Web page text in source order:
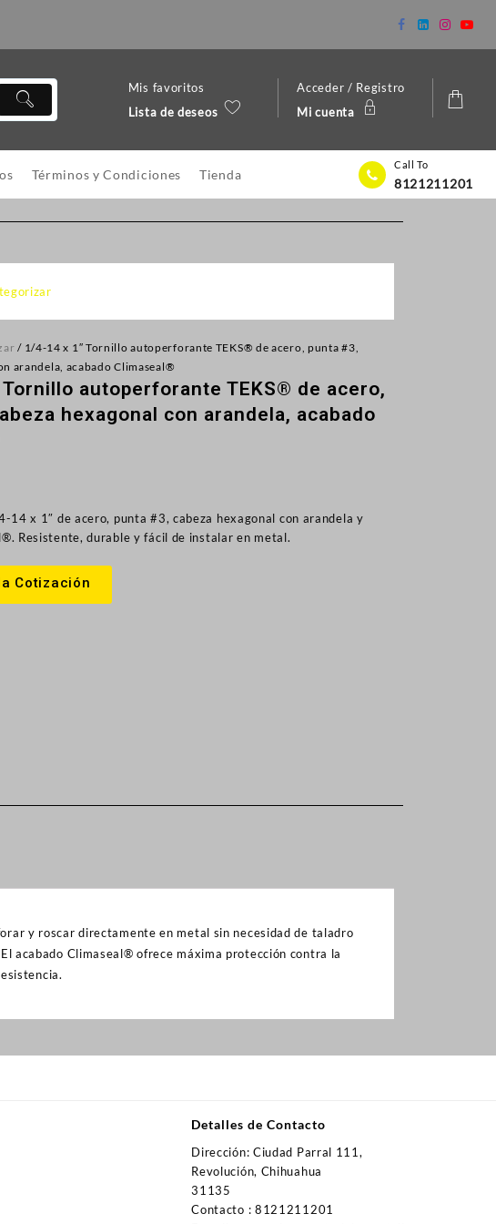
Mis favoritos
Lista de deseos
Acceder / Registro
Mi cuenta
Términos y Condiciones Tienda
Call To
8121211201
/ 1/4-14 x 1″ Tornillo autoperforante TEKS® de acero, punta #3,
arandela, acabado Climaseal®
autoperforante TEKS® de acero,
hexagonal con arandela, acabado
14 x 1″ de acero, punta #3, cabeza hexagonal con arandela y
Resistente, durable y fácil de instalar en metal.
Cotización
y roscar directamente en metal sin necesidad de taladro
acabado Climaseal® ofrece máxima protección contra la
Detalles de Contacto
Dirección: Ciudad Parral 111,
Revolución, Chihuahua
31135
Contacto : 8121211201